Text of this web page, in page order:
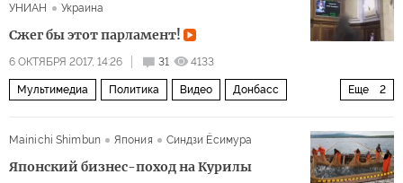
Сильви Берманн
УНИАН Украина
Cжег бы этот парламент!
6 ОКТЯБРЯ 2017, 14:26 31 4133
Еще 2
Мультимедиа Политика Видео Донбасс
Mainichi Shimbun
Япония Синдзи Ёсимура
Японский бизнес-поход на Курилы